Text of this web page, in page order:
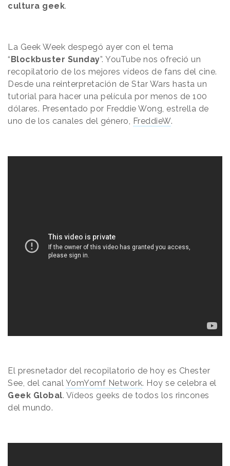
cultura geek.
La Geek Week despegó ayer con el tema
“Blockbuster Sunday”. YouTube nos ofreció un
recopilatorio de los mejores vídeos de fans del cine.
Desde una reinterpretación de Star Wars hasta un
tutorial para hacer una película por menos de 100
dólares. Presentado por Freddie Wong, estrella de
uno de los canales del género,
FreddieW.
El presnetador del recopilatorio de hoy es Chester
See, del canal YomYomf Network. Hoy se celebra el
Geek Global. Vídeos geeks de todos los rincones
del mundo.